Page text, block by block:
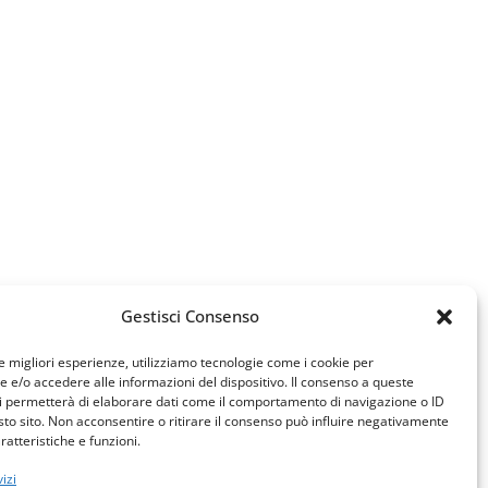
Gestisci Consenso
migliori esperienze, utilizziamo tecnologie come i cookie per
e/o accedere alle informazioni del dispositivo. Il consenso a queste
permetterà di elaborare dati come il comportamento di navigazione o ID
sito. Non acconsentire o ritirare il consenso può influire negativamente
e funzioni.